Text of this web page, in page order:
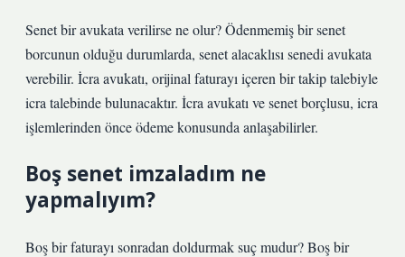
Senet bir avukata verilirse ne olur? Ödenmemiş bir senet
borcunun olduğu durumlarda, senet alacaklısı senedi avukata
verebilir. İcra avukatı, orijinal faturayı içeren bir takip talebiyle
icra talebinde bulunacaktır. İcra avukatı ve senet borçlusu, icra
işlemlerinden önce ödeme konusunda anlaşabilirler.
Boş senet imzaladım ne
yapmalıyım?
Boş bir faturayı sonradan doldurmak suç mudur? Boş bir